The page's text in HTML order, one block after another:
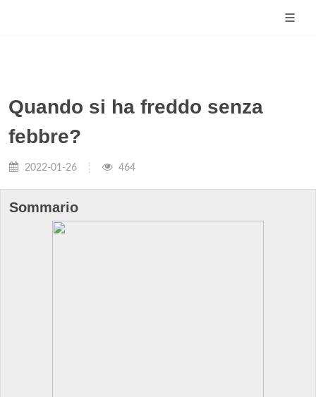
Quando si ha freddo senza
febbre?
2022-01-26 464
Sommario